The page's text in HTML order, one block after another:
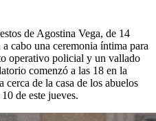
de Agostina Vega, de 14
cabo una ceremonia íntima para
operativo policial y un vallado
comenzó a las 18 en la
de la casa de los abuelos
de este jueves.